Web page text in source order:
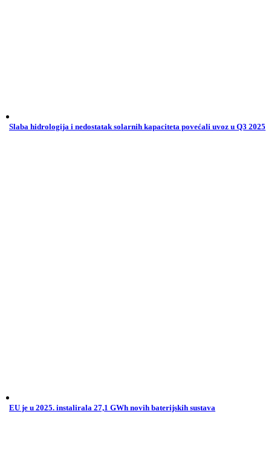
Slaba hidrologija i nedostatak solarnih kapaciteta povećali uvoz u Q3 2025
EU je u 2025. instalirala 27,1 GWh novih baterijskih sustava